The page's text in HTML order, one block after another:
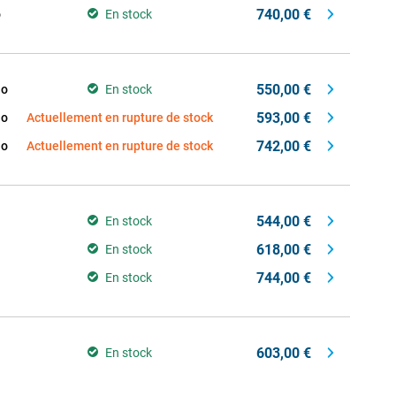
En stock 740,00 €
En stock 550,00 €
Actuellement en rupture de stock 593,00 €
Actuellement en rupture de stock 742,00 €
En stock 544,00 €
En stock 618,00 €
En stock 744,00 €
En stock 603,00 €